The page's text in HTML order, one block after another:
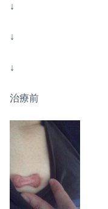
↓
↓
↓
治療前